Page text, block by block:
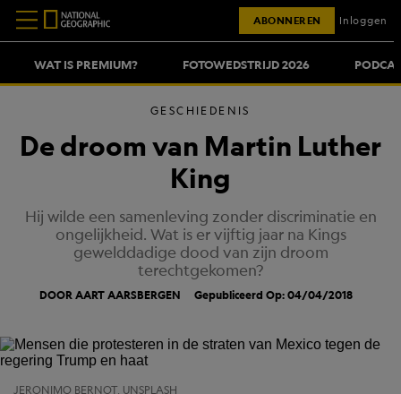
WAT IS PREMIUM? FOTOWEDSTRIJD 2026
ABONNEREN Inloggen
GESCHIEDENIS
De droom van Martin Luther
King
Hij wilde een samenleving zonder discriminatie en
ongelijkheid. Wat is er vijftig jaar na Kings
gewelddadige dood van zijn droom
terechtgekomen?
DOOR AART AARSBERGEN Gepubliceerd Op: 04/04/2018
JERONIMO BERNOT, UNSPLASH